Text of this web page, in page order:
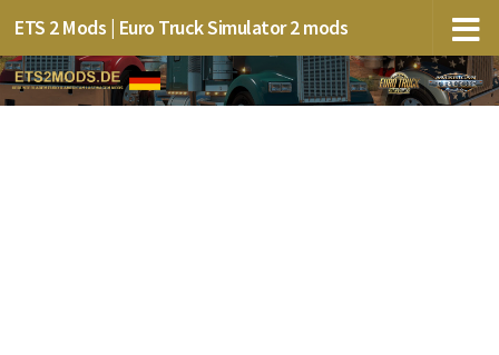
ETS 2 Mods | Euro Truck Simulator 2 mods